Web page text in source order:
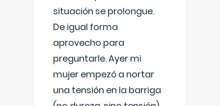
situación se prolongue.
De igual forma
aprovecho para
preguntarle. Ayer mi
mujer empezó a nortar
una tensión en la barriga